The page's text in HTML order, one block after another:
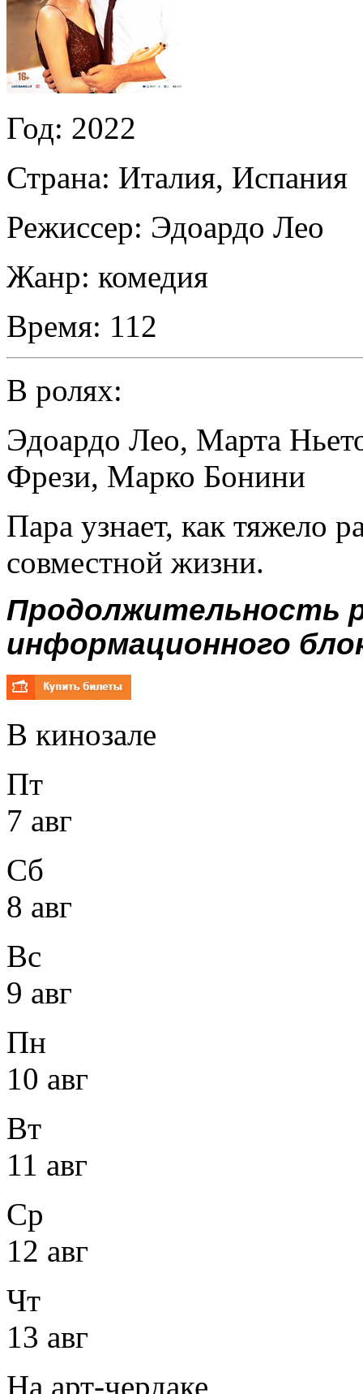
Год: 2022
Страна: Италия, Испания
Режиссер: Эдоардо Лео
Жанр: комедия
Время: 112
В ролях:
Эдоардо Лео, Марта
Фрези, Марко Бонини
Пара узнает, как тяжело
совместной жизни.
Продолжительность
информационного
В кинозале
Пт
7 авг
Сб
8 авг
Вс
9 авг
Пн
10 авг
Вт
11 авг
Ср
12 авг
Чт
13 авг
На арт-чердаке